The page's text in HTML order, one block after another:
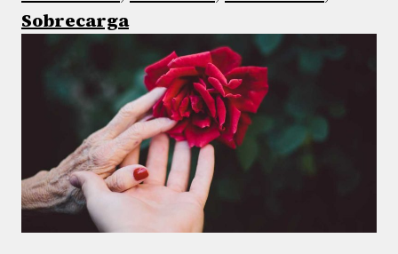
Sobrecarga